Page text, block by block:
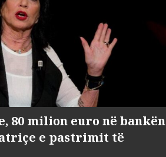
80 milion euro në bankën
e pastrimit të